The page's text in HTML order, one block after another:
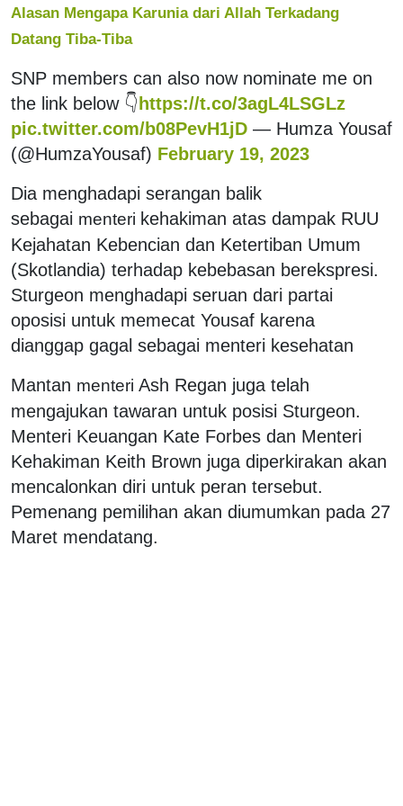
Alasan Mengapa Karunia dari Allah Terkadang
Datang Tiba-Tiba
SNP members can also now nominate me on
the link below 👇 https://t.co/3agL4LSGLz
pic.twitter.com/b08PevH1jD — Humza Yousaf
(@HumzaYousaf) February 19, 2023
Dia menghadapi serangan balik
sebagai menteri kehakiman atas dampak RUU
Kejahatan Kebencian dan Ketertiban Umum
(Skotlandia) terhadap kebebasan berekspresi.
Sturgeon menghadapi seruan dari partai
oposisi untuk memecat Yousaf karena
dianggap gagal sebagai menteri kesehatan
Mantan menteri Ash Regan juga telah
mengajukan tawaran untuk posisi Sturgeon.
Menteri Keuangan Kate Forbes dan Menteri
Kehakiman Keith Brown juga diperkirakan akan
mencalonkan diri untuk peran tersebut.
Pemenang pemilihan akan diumumkan pada 27
Maret mendatang.